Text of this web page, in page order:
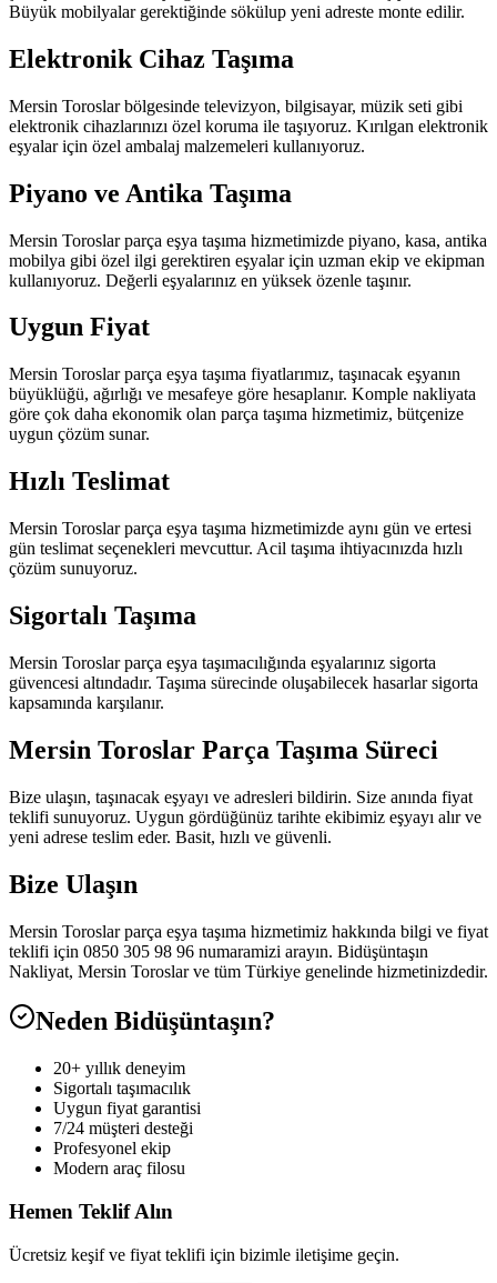
Büyük mobilyalar gerektiğinde sökülup yeni adreste monte edilir.
Elektronik Cihaz Taşıma
Mersin Toroslar bölgesinde televizyon, bilgisayar, müzik seti gibi
elektronik cihazlarınızı özel koruma ile taşıyoruz. Kırılgan elektronik
eşyalar için özel ambalaj malzemeleri kullanıyoruz.
Piyano ve Antika Taşıma
Mersin Toroslar parça eşya taşıma hizmetimizde piyano, kasa, antika
mobilya gibi özel ilgi gerektiren eşyalar için uzman ekip ve ekipman
kullanıyoruz. Değerli eşyalarınız en yüksek özenle taşınır.
Uygun Fiyat
Mersin Toroslar parça eşya taşıma fiyatlarımız, taşınacak eşyanın
büyüklüğü, ağırlığı ve mesafeye göre hesaplanır. Komple nakliyata
göre çok daha ekonomik olan parça taşıma hizmetimiz, bütçenize
uygun çözüm sunar.
Hızlı Teslimat
Mersin Toroslar parça eşya taşıma hizmetimizde aynı gün ve ertesi
gün teslimat seçenekleri mevcuttur. Acil taşıma ihtiyacınızda hızlı
çözüm sunuyoruz.
Sigortalı Taşıma
Mersin Toroslar parça eşya taşımacılığında eşyalarınız sigorta
güvencesi altındadır. Taşıma sürecinde oluşabilecek hasarlar sigorta
kapsamında karşılanır.
Mersin Toroslar Parça Taşıma Süreci
Bize ulaşın, taşınacak eşyayı ve adresleri bildirin. Size anında fiyat
teklifi sunuyoruz. Uygun gördüğünüz tarihte ekibimiz eşyayı alır ve
yeni adrese teslim eder. Basit, hızlı ve güvenli.
Bize Ulaşın
Mersin Toroslar parça eşya taşıma hizmetimiz hakkında bilgi ve fiyat
teklifi için 0850 305 98 96 numaramizi arayın. Bidüşüntaşın
Nakliyat, Mersin Toroslar ve tüm Türkiye genelinde hizmetinizdedir.
Neden Bidüşüntaşın?
20+ yıllık deneyim
Sigortalı taşımacılık
Uygun fiyat garantisi
7/24 müşteri desteği
Profesyonel ekip
Modern araç filosu
Hemen Teklif Alın
Ücretsiz keşif ve fiyat teklifi için bizimle iletişime geçin.